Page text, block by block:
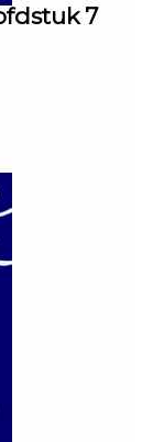
7